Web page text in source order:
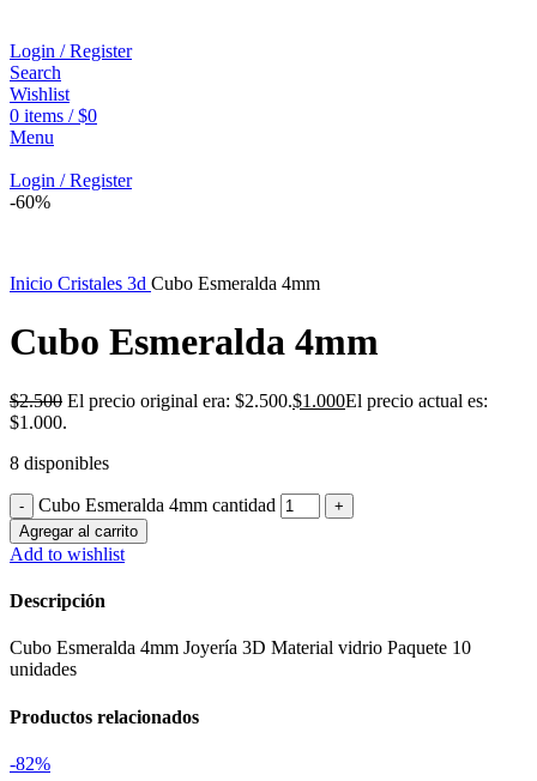
Login / Register
Search
Wishlist
0 items / $0
Menu
Login / Register
-60%
Inicio Cristales 3d Cubo Esmeralda 4mm
Cubo Esmeralda 4mm
$2.500 El precio original era: $2.500.$1.000El precio actual es:
$1.000.
8 disponibles
Cubo Esmeralda 4mm cantidad
Agregar al carrito
Add to wishlist
Descripción
Cubo Esmeralda 4mm Joyería 3D Material vidrio Paquete 10
unidades
Productos relacionados
-82%